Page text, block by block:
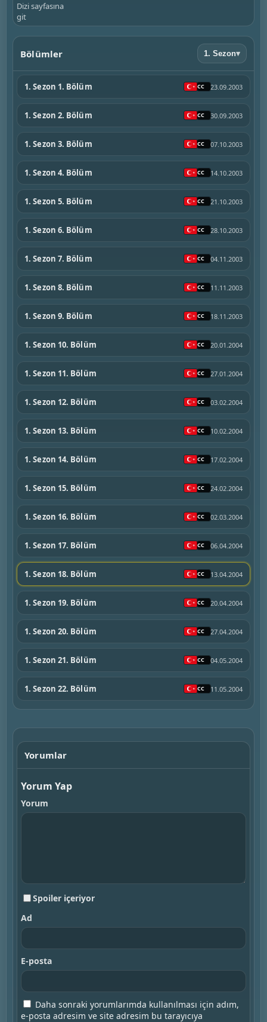
Dizi sayfasına
git
Bölümler 1. Sezon▾
1. Sezon 1. Bölüm 23.09.2003
1. Sezon 2. Bölüm 30.09.2003
1. Sezon 3. Bölüm 07.10.2003
1. Sezon 4. Bölüm 14.10.2003
1. Sezon 5. Bölüm 21.10.2003
1. Sezon 6. Bölüm 28.10.2003
1. Sezon 7. Bölüm 04.11.2003
1. Sezon 8. Bölüm 11.11.2003
1. Sezon 9. Bölüm 18.11.2003
1. Sezon 10. Bölüm 20.01.2004
1. Sezon 11. Bölüm 27.01.2004
1. Sezon 12. Bölüm 03.02.2004
1. Sezon 13. Bölüm 10.02.2004
1. Sezon 14. Bölüm 17.02.2004
1. Sezon 15. Bölüm 24.02.2004
1. Sezon 16. Bölüm 02.03.2004
1. Sezon 17. Bölüm 06.04.2004
1. Sezon 18. Bölüm 13.04.2004
1. Sezon 19. Bölüm 20.04.2004
1. Sezon 20. Bölüm 27.04.2004
1. Sezon 21. Bölüm 04.05.2004
1. Sezon 22. Bölüm 11.05.2004
Yorumlar
Yorum Yap
Yorum
Spoiler içeriyor
Ad
E-posta
Daha sonraki yorumlarımda kullanılması için adım,
e-posta adresim ve site adresim bu tarayıcıya